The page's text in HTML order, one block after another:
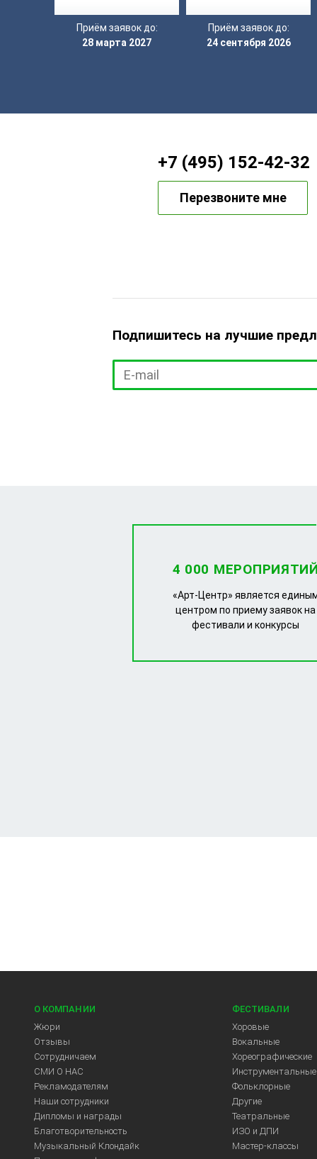
Приём заявок до:
28 марта 2027
Приём заявок до:
24 сентября 2026
+7 (495) 152-42-32
Перезвоните мне
Подпишитесь на лучшие
4 000
«Арт-Центр» является
центром по приему заявок на
фестивали и конкурсы
О КОМПАНИИ
Жюри
Отзывы
Сотрудничаем
СМИ О НАС
Рекламодателям
Наши сотрудники
Дипломы и награды
Благотворительность
Музыкальный Клондайк
ФЕСТИВАЛИ
Хоровые
Вокальные
Хореографические
Инструментальные
Фольклорные
Другие
Театральные
ИЗО и ДПИ
Мастер-классы
Арт-Центр